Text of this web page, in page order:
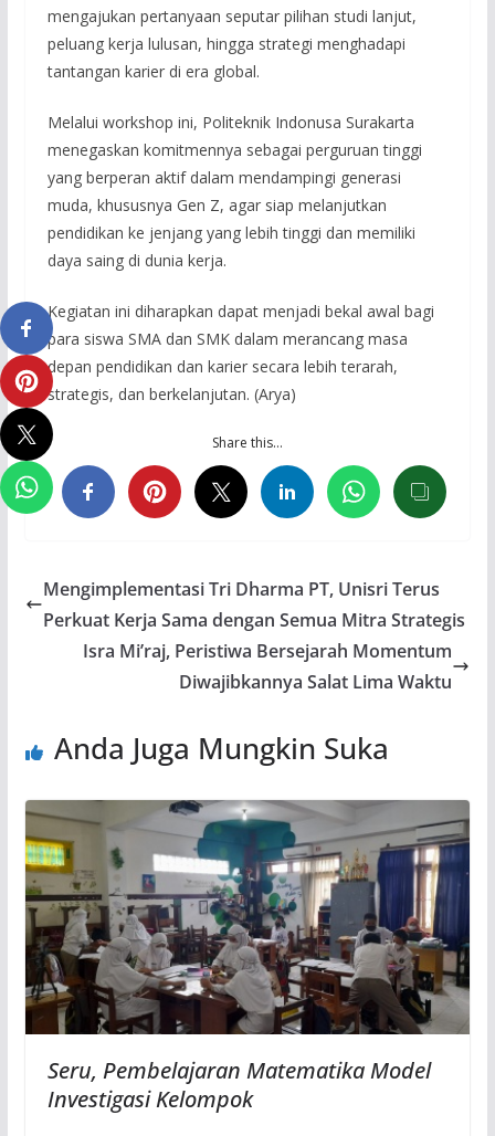
mengajukan pertanyaan seputar pilihan studi lanjut,
peluang kerja lulusan, hingga strategi menghadapi
tantangan karier di era global.
Melalui workshop ini, Politeknik Indonusa Surakarta
menegaskan komitmennya sebagai perguruan tinggi
yang berperan aktif dalam mendampingi generasi
muda, khususnya Gen Z, agar siap melanjutkan
pendidikan ke jenjang yang lebih tinggi dan memiliki
daya saing di dunia kerja.
Kegiatan ini diharapkan dapat menjadi bekal awal bagi
para siswa SMA dan SMK dalam merancang masa
depan pendidikan dan karier secara lebih terarah,
strategis, dan berkelanjutan. (Arya)
Share this…
Mengimplementasi Tri Dharma PT, Unisri Terus
Perkuat Kerja Sama dengan Semua Mitra Strategis
Isra Mi’raj, Peristiwa Bersejarah Momentum
Diwajibkannya Salat Lima Waktu
Anda Juga Mungkin Suka
Seru, Pembelajaran Matematika Model
Investigasi Kelompok